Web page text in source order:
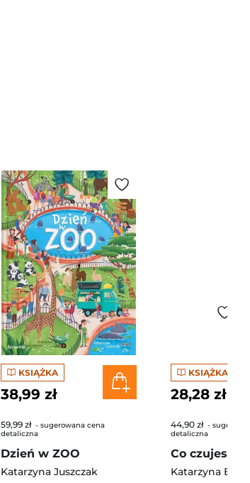
KSIĄŻKA
38,99 zł
59,99 zł - sugerowana cena
detaliczna
Dzień w ZOO
Katarzyna Juszczak
KSIĄŻKA
28,28 zł
44,90 zł -
detaliczna
Co czujesz,
Katarzyna